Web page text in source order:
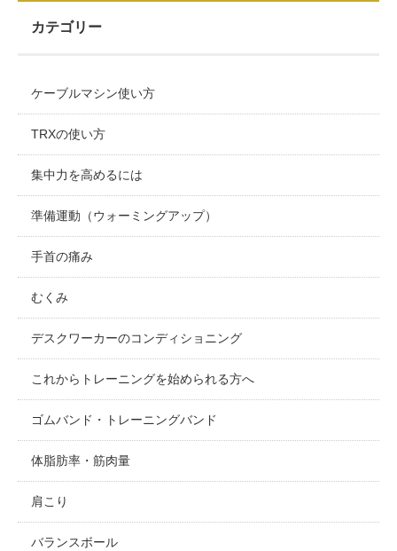
カテゴリー
ケーブルマシン使い方
TRXの使い方
集中力を高めるには
準備運動（ウォーミングアップ）
手首の痛み
むくみ
デスクワーカーのコンディショニング
これからトレーニングを始められる方へ
ゴムバンド・トレーニングバンド
体脂肪率・筋肉量
肩こり
バランスボール